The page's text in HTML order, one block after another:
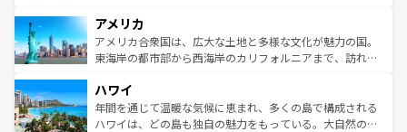
ンツ一覧を参照してほしい。
の建物がそのまま残る町や、スイスならではのユニークな
博物館もあり、アルプス観光だけでなく町歩きも満喫する
ことができる。国民の所得が高いため物価も高いが、旅行
ば市内交通費無料で観光を楽しむこともできる。 なお、新
着のスイス情報はコンテンツ一覧 を参照してほしい。
アメリカ
アメリカ合衆国は、広大な土地と多様な文化が魅力の国。
東海岸の都市部から西海岸のカリフォルニアまで、訪れる
のような巨大都市は、観光、ショッピング、エンターテイ
ンメントが詰まった刺激的なスポットだ。一方、アメリカ
西部には大自然が広がり、グランドキャニオンやイエロー
ハワイ
年間を通じて温暖な気候に恵まれ、多くの島で構成される
ハワイは、どの島も独自の魅力をもっている。大自然の神